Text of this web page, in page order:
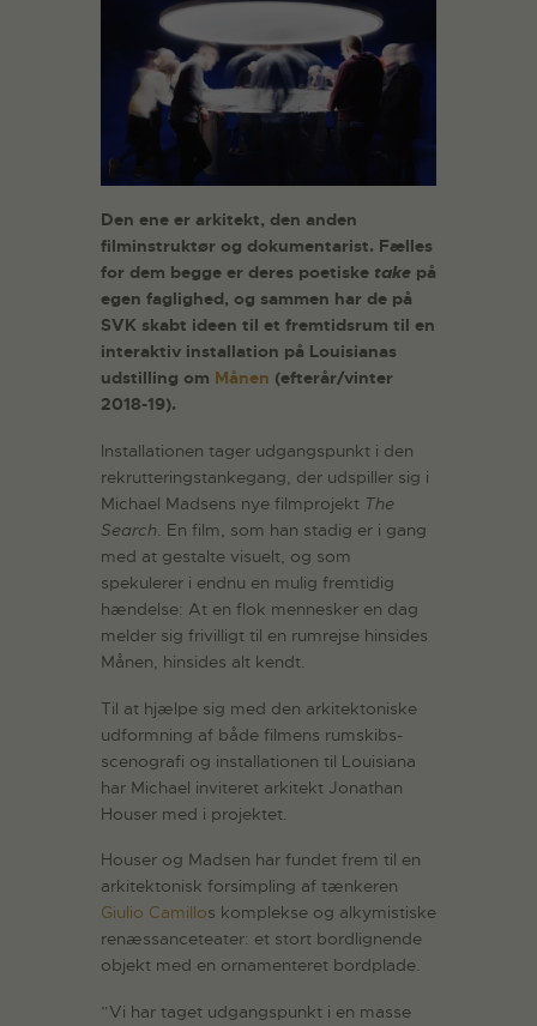
Den ene er arkitekt, den anden
filminstruktør og dokumentarist. Fælles
for dem begge er deres poetiske take på
egen faglighed, og sammen har de på
SVK skabt ideen til et fremtidsrum til en
interaktiv installation på Louisianas
udstilling om Månen (efterår/vinter
2018-19).
Installationen tager udgangspunkt i den
rekrutteringstankegang, der udspiller sig i
Michael Madsens nye filmprojekt The
Search. En film, som han stadig er i gang
med at gestalte visuelt, og som
spekulerer i endnu en mulig fremtidig
hændelse: At en flok mennesker en dag
melder sig frivilligt til en rumrejse hinsides
Månen, hinsides alt kendt.
Til at hjælpe sig med den arkitektoniske
udformning af både filmens rumskibs-
scenografi og installationen til Louisiana
har Michael inviteret arkitekt Jonathan
Houser med i projektet.
Houser og Madsen har fundet frem til en
arkitektonisk forsimpling af tænkeren
Giulio Camillos komplekse og alkymistiske
renæssanceteater: et stort bordlignende
objekt med en ornamenteret bordplade.
”Vi har taget udgangspunkt i en masse